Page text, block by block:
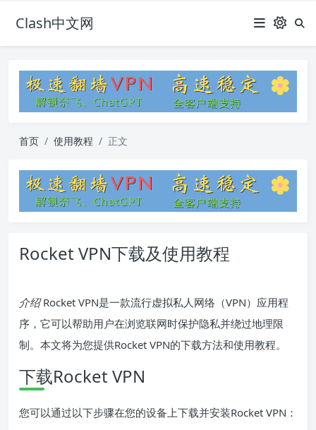
Clash中文网
首页 使用教程 正文
Rocket VPN下载及使用教程
介绍Rocket VPN是一款流行虚拟私人网络（VPN）应用程
序，它可以帮助用户在浏览联网时保护隐私并绕过地理限
制。本文将为您提供Rocket VPN的下载方法和使用教程。
下载Rocket VPN
您可以通过以下步骤在您的设备上下载并安装Rocket VPN：